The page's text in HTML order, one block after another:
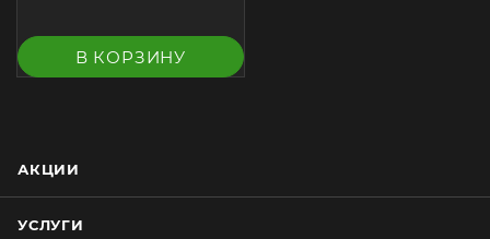
В КОРЗИНУ
АКЦИИ
УСЛУГИ